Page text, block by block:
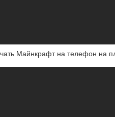
Майнкрафт на телефон на